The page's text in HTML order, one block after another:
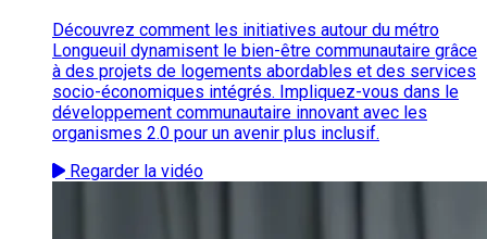
Découvrez comment les initiatives autour du métro
Longueuil dynamisent le bien-être communautaire grâce
à des projets de logements abordables et des services
socio-économiques intégrés. Impliquez-vous dans le
développement communautaire innovant avec les
organismes 2.0 pour un avenir plus inclusif.
Regarder la vidéo